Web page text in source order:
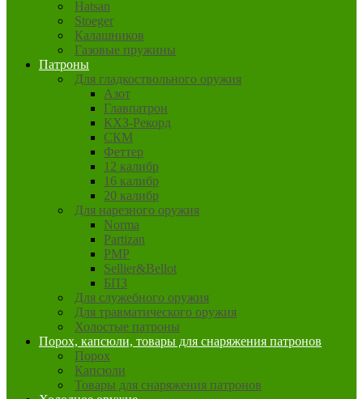
Hatsan
Stoeger
Калашников
Газовые пружины
Патроны
Для гладкоствольного оружия
Азот
Главпатрон
КХЗ-Рекорд
СКМ
Феттер
12 калибр
16 калибр
20 калибр
Для нарезного оружия
Norma
Partizan
PMP
Sellier&Bellot
БПЗ
Для служебного оружия
Для травматического оружия
Холостые патроны
Порох, капсюли, товары для снаряжения патронов
Порох
Капсюли
Товары для снаряжения патронов